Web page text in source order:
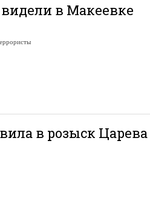
в Макеевке
в розыск Царева